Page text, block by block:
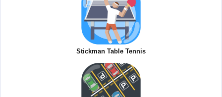
Stickman Table Tennis